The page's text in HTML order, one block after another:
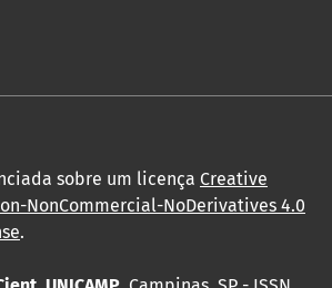
sobre um licença Creative
NonCommercial-NoDerivatives 4.0
.